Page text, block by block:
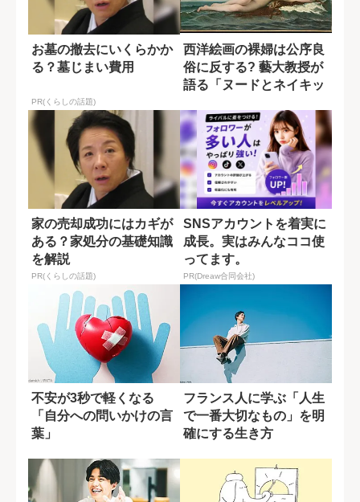
お墓の撤去にいくらかか
る？墓じまい費用
PR(くらしの話題)
西洋絵画の裸婦は公序良
俗に反する? 藝大教授が
語る「ヌードとネイキッ
家の売却成功にはカギが
ある？家処分の基礎知識
を解説
PR(くらしの話題)
SNSアカウントを着実に
成長。実はみんなココ使
ってます。
PR(Dreaw合同会社)
不安が3秒で軽くなる
「自分への問いかけの言
葉」
フランス人に学ぶ「人生
で一番大切なもの」を明
確にする生き方